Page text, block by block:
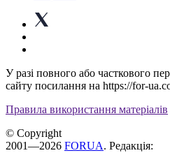
У разі повного або часткового
сайту посилання на https://for-
Правила використання матеріалів
© Copyright
2001—2026 FORUA. Редакція: